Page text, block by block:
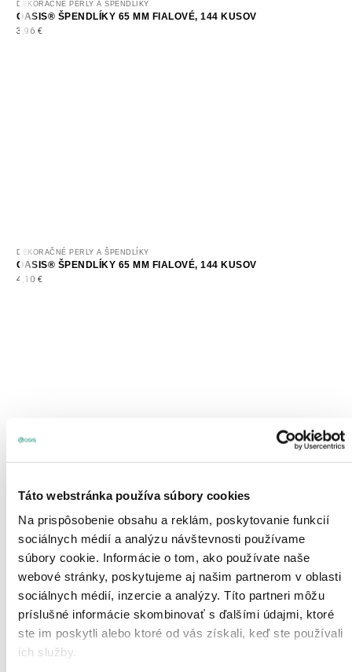
Táto webstránka používa súbory cookies
Na prispôsobenie obsahu a reklám, poskytovanie funkcií
sociálnych médií a analýzu návštevnosti používame
súbory cookie. Informácie o tom, ako používate naše
webové stránky, poskytujeme aj našim partnerom v oblasti
sociálnych médií, inzercie a analýzy. Títo partneri môžu
príslušné informácie skombinovať s ďalšími údajmi, ktoré
ste im poskytli alebo ktoré od vás získali, keď ste používali
ich služby.
DEKORAČNÉ PERLY A ŠPENDLÍKY
OASIS® ŠPENDLÍKY 65 MM FIALOVÉ, 144 KUSOV
3,96 €
DEKORAČNÉ PERLY A ŠPENDLÍKY
OASIS® ŠPENDLÍKY 65 MM FIALOVÉ, 144 KUSOV
4,10 €
HOBBY BALENIE
1,34 €